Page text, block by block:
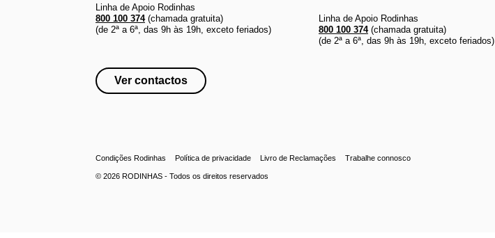
Linha de Apoio Rodinhas
800 100 374(chamada gratuita)
(de 2ª a 6ª, das 9h às 19h, exceto feriados)
Linha de Apoio Rodinhas
800 100 374(chamada gratuita)
(de 2ª a 6ª, das 9h às 19h, exceto feriados)
Ver contactos
© 2026 RODINHAS - Todos os direitos reservados
Condições Rodinhas Política de privacidade Livro de Reclamações Trabalhe connosco